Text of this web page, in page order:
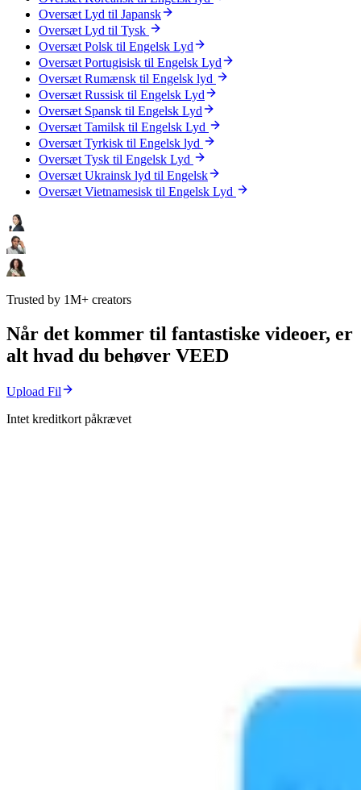
Oversæt Lyd til Japansk
Oversæt Lyd til Tysk
Oversæt Polsk til Engelsk Lyd
Oversæt Portugisisk til Engelsk Lyd
Oversæt Rumænsk til Engelsk lyd
Oversæt Russisk til Engelsk Lyd
Oversæt Spansk til Engelsk Lyd
Oversæt Tamilsk til Engelsk Lyd
Oversæt Tyrkisk til Engelsk lyd
Oversæt Tysk til Engelsk Lyd
Oversæt Ukrainsk lyd til Engelsk
Oversæt Vietnamesisk til Engelsk Lyd
Trusted by 1M+ creators
Når det kommer til fantastiske videoer, er
alt hvad du behøver VEED
Upload Fil
Intet kreditkort påkrævet